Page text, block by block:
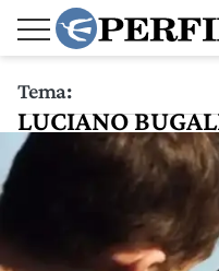
Tema:
LUCIANO